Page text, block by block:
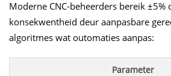
Moderne CNC-beheerders bereik
konsekwentheid deur aanpasbare
algoritmes wat outomaties aanpas:
Parameter